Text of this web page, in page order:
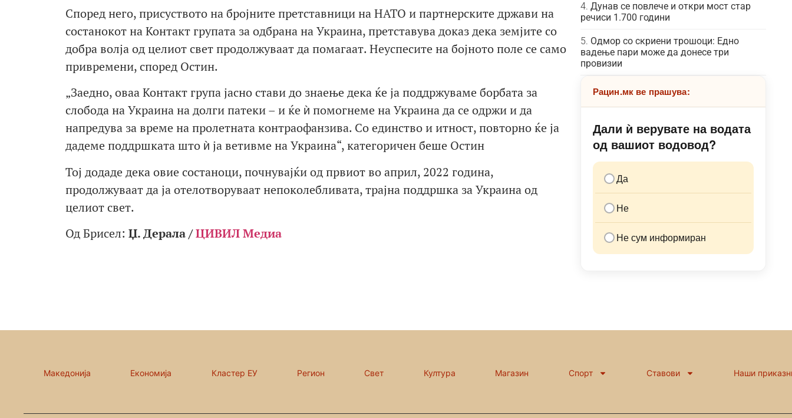
Според него, присуството на бројните претставници на НАТО и партнерските држави на
состанокот на Контакт групата за одбрана на Украина, претставува доказ дека земјите со
добра волја од целиот свет продолжуваат да помагаат. Неуспесите на бојното поле се само
привремени, според Остин.
„Заедно, оваа Контакт група јасно стави до знаење дека ќе ја поддржуваме борбата за
слобода на Украина на долги патеки – и ќе ѝ помогнеме на Украина да се одржи и да
напредува за време на пролетната контраофанзива. Со единство и итност, повторно ќе ја
дадеме поддршката што ѝ ја ветивме на Украина“, категоричен беше Остин
Тој додаде дека овие состаноци, почнувајќи од првиот во април, 2022 година,
продолжуваат да ја отелотворуваат непоколебливата, трајна поддршка за Украина од
целиот свет.
Од Брисел: Џ. Дерала /ЦИВИЛ Медиа
Дунав се повлече и откри мост стар
речиси 1.700 години
Одмор со скриени трошоци: Едно
вадење пари може да донесе три
провизии
Рацин.мк ве прашува:
Дали ѝ верувате на водата
од вашиот водовод?
Да
Не
Не сум информиран
Македонија Економија Кластер ЕУ Регион Свет Култура Магазин Спорт Ставови Наши